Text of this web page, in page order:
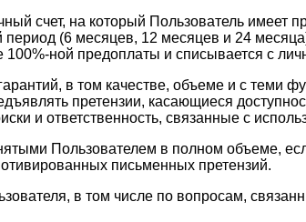
счет, на который Пользователь
(6 месяцев, 12 месяцев и 24
ной предоплаты и списывается с
в том качестве, объеме и с
претензии, касающиеся
и ответственность, связанные с
Пользователем в полном объеме,
письменных претензий.
в том числе по вопросам,